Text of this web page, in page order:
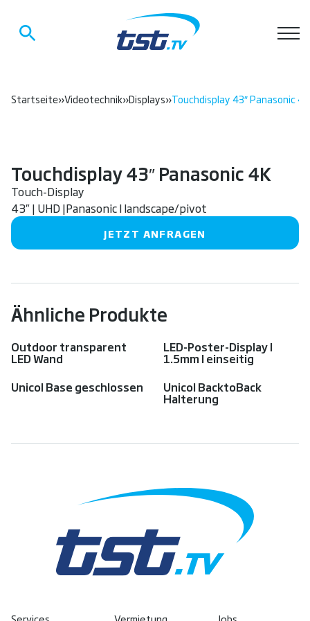
Startseite»Videotechnik»Displays»Touchdisplay 43″ Panasonic 4K
Touchdisplay 43″ Panasonic 4K
Touch-Display
43″ | UHD |Panasonic I landscape/pivot
JETZT ANFRAGEN
Ähnliche Produkte
Outdoor transparent
LED Wand
LED-Poster-Display I
1.5mm I einseitig
Unicol Base geschlossen
Unicol BacktoBack
Halterung